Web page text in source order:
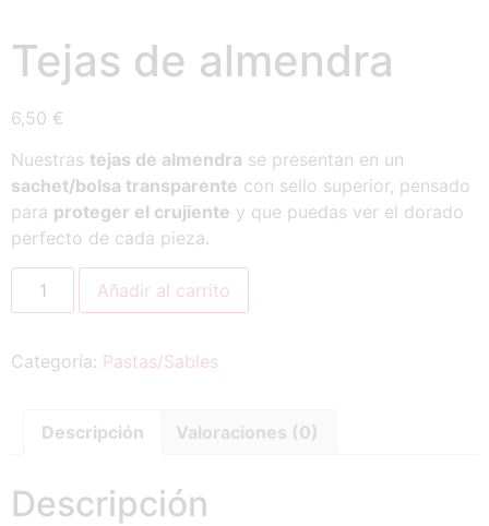
Tejas de almendra
6,50 €
Nuestras tejas de almendra se presentan en un
sachet/bolsa transparente con sello superior, pensado
para proteger el crujiente y que puedas ver el dorado
perfecto de cada pieza.
Añadir al carrito
Categoría: Pastas/Sables
Descripción Valoraciones (0)
Descripción